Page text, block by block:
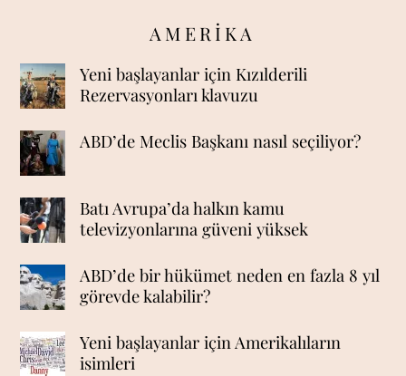
AMERİKA
Yeni başlayanlar için Kızılderili
Rezervasyonları klavuzu
ABD’de Meclis Başkanı nasıl seçiliyor?
Batı Avrupa’da halkın kamu
televizyonlarına güveni yüksek
ABD’de bir hükümet neden en fazla 8 yıl
görevde kalabilir?
Yeni başlayanlar için Amerikalıların
isimleri